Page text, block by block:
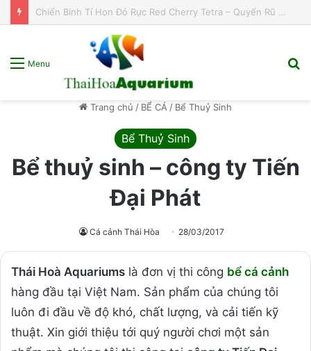
Bí ẩn cá Flame Tetra – “Vũ công samba” đến từ Brazil!
Menu
Trang chủ / BỂ CÁ / Bể Thuỷ Sinh
Bể Thuỷ Sinh
Bể thuỷ sinh – công ty Tiến
Đại Phát
Cá cảnh Thái Hòa 28/03/2017
Thái Hoà Aquariums là đơn vị thi công bể cá cảnh
hàng đầu tại Việt Nam. Sản phẩm của chúng tôi
luôn đi đầu về độ khó, chất lượng, và cải tiến kỹ
thuật. Xin giới thiệu tới quý người chơi một sản